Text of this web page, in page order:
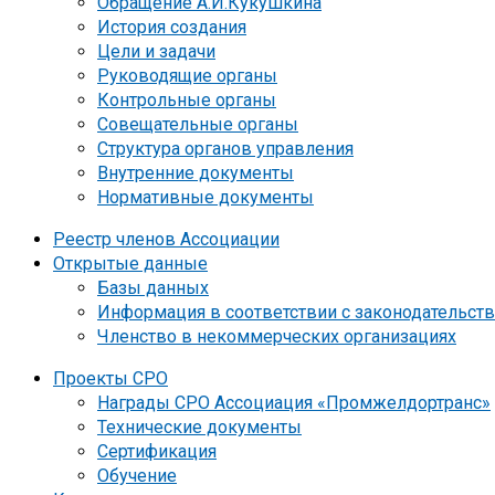
История создания
Цели и задачи
Руководящие органы
Контрольные органы
Совещательные органы
Структура органов управления
Внутренние документы
Нормативные документы
Реестр членов Ассоциации
Открытые данные
Базы данных
Информация в соответствии с
Членство в некоммерческих организациях
Проекты СРО
Награды СРО Ассоциация «Промжелдортранс»
Технические документы
Сертификация
Обучение